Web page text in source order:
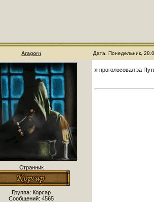
Aragorn Дата: Понедельник,
Странник
Группа: Корсар
Сообщений:4565
я проголосовал за